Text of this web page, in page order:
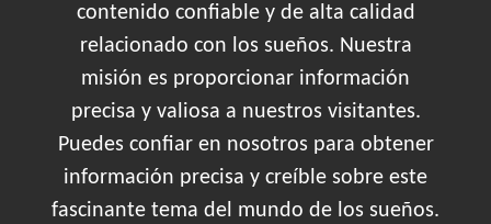
contenido confiable y de alta calidad
relacionado con los sueños. Nuestra
misión es proporcionar información
precisa y valiosa a nuestros visitantes.
Puedes confiar en nosotros para obtener
información precisa y creíble sobre este
fascinante tema del mundo de los sueños.